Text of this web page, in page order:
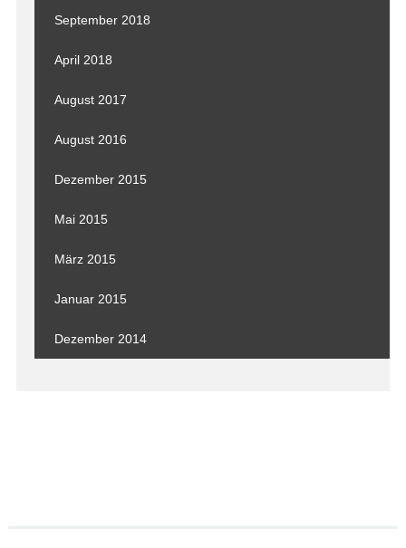
September 2018
April 2018
August 2017
August 2016
Dezember 2015
Mai 2015
März 2015
Januar 2015
Dezember 2014